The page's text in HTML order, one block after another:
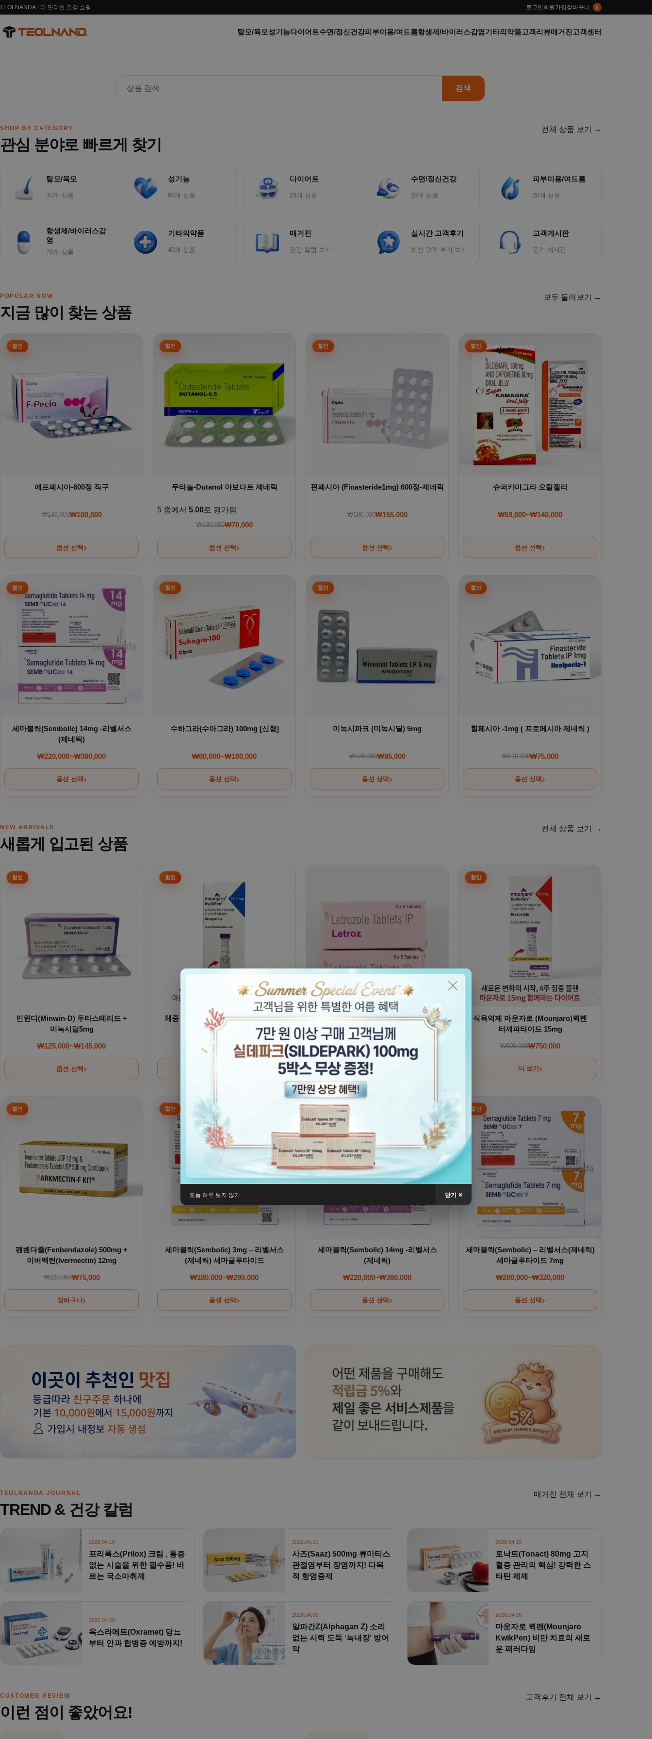
TEOLNANDA · 더 편리한 건강 쇼핑 로그인 회원가입 장바구니 0
탈모/육모성기능다이어트수면/정신건강피부미용/여드름항생제/바이러스감염 기타의약품고객리뷰매거진 고객센터
검색
SHOP BY CATEGORY
관심 분야로 빠르게 찾기
전체 상품 보기 →
탈모/육모
30개 상품
성기능
90개 상품
다이어트
23개 상품
수면/정신건강
29개 상품
피부미용/여드름
26개 상품
항생제/바이러스감
염
26개 상품
기타의약품
40개 상품
매거진
건강 칼럼 보기
실시간 고객후기
최신 고객 후기 보기
고객게시판
문의 게시판
POPULAR NOW
지금 많이 찾는 상품
모두 둘러보기 →
에프페시아-600정 직구
₩149,000원래 가격: ₩149,000.
₩100,000
현재 가격: ₩100,000.
옵션 선택
여러 상품 옵션이 이 상품에 있습니다. 상품 페이지에서 옵션을 선택할 수 있습니다
두타놀-Dutanol 아보다트 제네릭
5 중에서 5.00로 평가됨
₩130,000원래 가격: ₩130,000.
₩70,000
현재 가격: ₩70,000.
옵션 선택
여러 상품 옵션이 이 상품에 있습니다. 상품 페이지에서 옵션을 선택할 수 있습니다
핀페시아 (Finasteride1mg) 600정-제네릭
₩180,000원래 가격: ₩180,000.
₩155,000
현재 가격: ₩155,000.
옵션 선택
여러 상품 옵션이 이 상품에 있습니다. 상품 페이지에서 옵션을 선택할 수 있습니다
슈퍼카마그라 오랄젤리
₩59,000~₩140,000
가격 범위: ₩59,000~₩140,000
옵션 선택
여러 상품 옵션이 이 상품에 있습니다. 상품 페이지에
세마볼릭(Sembolic) 14mg -리벨서스
(제네릭)
₩220,000~₩380,000
가격 범위: ₩220,000~₩380,000
옵션 선택
여러 상품 옵션이 이 상품에 있습니다. 상품 페이지에서 옵션을 선택할 수 있습니다
수하그라(수아그라) 100mg [신형]
₩80,000~₩180,000
가격 범위: ₩80,000~₩180,000
옵션 선택
여러 상품 옵션이 이 상품에 있습니다. 상품 페이지에서 옵션을 선택할 수 있습니다
미녹시파크 (미녹시딜) 5mg
₩130,000원래 가격: ₩130,000.
₩95,000
현재 가격: ₩95,000.
옵션 선택
여러 상품 옵션이 이 상품에 있습니다. 상품 페이지에서 옵션을 선택할 수 있습니다
힐페시아 -1mg ( 프로페시아 제네릭 )
₩110,000원래 가격: ₩110,000.
₩75,000
현재 가격: ₩75,000.
옵션 선택
여러 상품 옵션이 이 상품에 있습니다. 상품 페이지에
NEW ARRIVALS
새롭게 입고된 상품
전체 상품 보기 →
민윈디(Minwin-D) 두타스테리드 +
미녹시딜5mg
₩125,000~₩145,000
가격 범위: ₩125,000~₩145,000
옵션 선택
여러 상품 옵션이 이 상품에 있습니다. 상품 페이지에서 옵션을 선택할 수 있습니다
체중 감량. 마운자로 (Mounjaro) 퀵펜
터제파타이드 12.5mg
원래 가격: ₩850,000.
690,000
현재 가격: ₩690,000.
레트로졸-Letroz – ( Letrozole) IP
₩130,000~₩300,000
가격 범위: ₩130,000~₩300,000
옵션 선택
여러 상품 옵션이 이 상품에 있습니다. 상품 페이지에서 옵션을 선택할 수 있습니다
식욕억제 마운자로 (Mounjaro)퀵펜
터제파타이드 15mg
₩900,000원래 가격: ₩900,000.
₩750,000
현재 가격: ₩750,000.
더 보기
펜벤다졸(Fenbendazole) 500mg +
이버멕틴(Ivermectin) 12mg
₩120,000원래 가격: ₩120,000.
₩75,000
현재 가격: ₩75,000.
장바구니
세마볼릭(Sembolic) 3mg – 리벨서스
(제네릭) 세마글루타이드
₩180,000~₩290,000
가격 범위: ₩180,000~₩290,000
옵션 선택
여러 상품 옵션이 이 상품에 있습니다. 상품 페이지에서 옵션을 선택할 수 있습니다
세마볼릭(Sembolic) 14mg -리벨서스
(제네릭)
₩220,000~₩380,000
가격 범위: ₩220,000~₩380,000
옵션 선택
여러 상품 옵션이 이 상품에 있습니다. 상품 페이지에서 옵션을 선택할 수 있습니다
세마볼릭(Sembolic) – 리벨서스(제네릭)
세마글루타이드 7mg
₩200,000~₩320,000
가격 범위: ₩200,000~₩320,000
옵션 선택
여러 상품 옵션이 이 상품에 있습니다. 상품 페이지에
TEOLNANDA JOURNAL
TREND & 건강 칼럼
매거진 전체 보기 →
2026.04.10
프리록스(Prilox) 크림 , 통증
없는 시술을 위한 필수품! 바
르는 국소마취제
2026.04.10
사즈(Saaz) 500mg 류마티스
관절염부터 장염까지! 다목
적 항염증제
2026.04.10
토낙트(Tonact) 80mg 고지
혈증 관리의 핵심! 강력한 스
타틴 제제
2026.04.08
옥스라메트(Oxramet) 당뇨
부터 안과 합병증 예방까지!
2026.04.08
알파간Z(Alphagan Z) 소리
없는 시력 도둑 ‘녹내장’ 방어
막
2026.04.05
마운자로 퀵펜(Mounjaro
KwikPen) 비만 치료의 새로
운 패러다임
CUSTOMER REVIEW
이런 점이 좋았어요!
고객후기 전체 보기 →
오늘 하루 보지 않기 닫기 ✕